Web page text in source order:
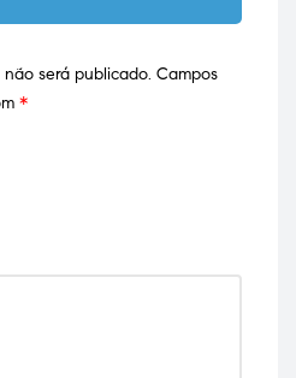
será publicado. Campos
*